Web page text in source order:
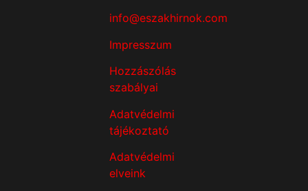
info@eszakhirnok.com
Impresszum
Hozzászólás
szabályai
Adatvédelmi
tájékoztató
Adatvédelmi
elveink